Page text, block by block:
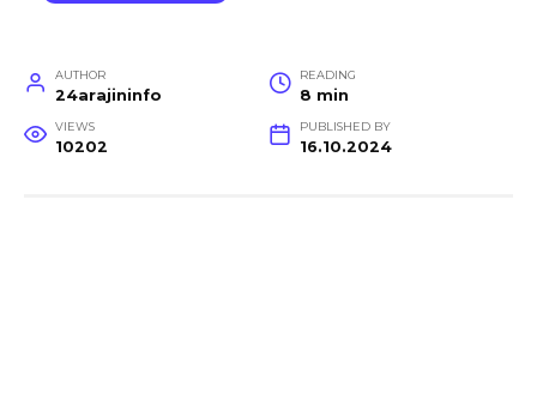
AUTHOR
24arajininfo
READING
8 min
VIEWS
10202
PUBLISHED BY
16.10.2024